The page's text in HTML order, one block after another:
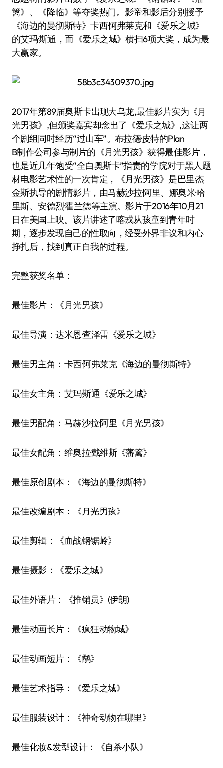
篱》、《降临》等夺奖热门。影帝和影后分别授予
《海边的曼彻斯特》卡西·阿弗莱克和《爱乐之城》
的艾玛·斯通，而《爱乐之城》横扫6项大奖，成为最
大赢家。
2017年第89届奥斯卡出现大乌龙,最佳影片实为《月
光男孩》,但颁奖嘉宾却念出了《爱乐之城》,这让两
个剧组同时经历“过山车”。布拉德·皮特的Plan
B制作公司参与制片的《月光男孩》获得最佳影片，
也是近几年饱受“全白奥斯卡”指责的学院对于黑人题
材电影艺术性的一次肯定，《月光男孩》是巴里·杰
金斯执导的剧情影片，由马赫沙拉·阿里、娜奥米·哈
里斯、安德烈·霍兰德等主演。影片于2016年10月21
日在美国上映。该片讲述了喀戎从孩童到青年时
期，逐步发现自己的性取向，经受外界非议和内心
挣扎后，找到真正自我的过程。
完整获奖名单：
最佳影片：《月光男孩》
最佳导演：达米恩·查泽雷《爱乐之城》
最佳男主角：卡西·阿弗莱克《海边的曼彻斯特》
最佳女主角：艾玛·斯通《爱乐之城》
最佳男配角：马赫沙拉·阿里《月光男孩》
最佳女配角：维奥拉·戴维斯《藩篱》
最佳原创剧本：《海边的曼彻斯特》
最佳改编剧本：《月光男孩》
最佳剪辑：《血战钢锯岭》
最佳摄影：《爱乐之城》
最佳外语片：《推销员》(伊朗)
最佳动画长片：《疯狂动物城》
最佳动画短片：《鹬》
最佳艺术指导：《爱乐之城》
最佳服装设计：《神奇动物在哪里》
最佳化妆&发型设计：《自杀小队》